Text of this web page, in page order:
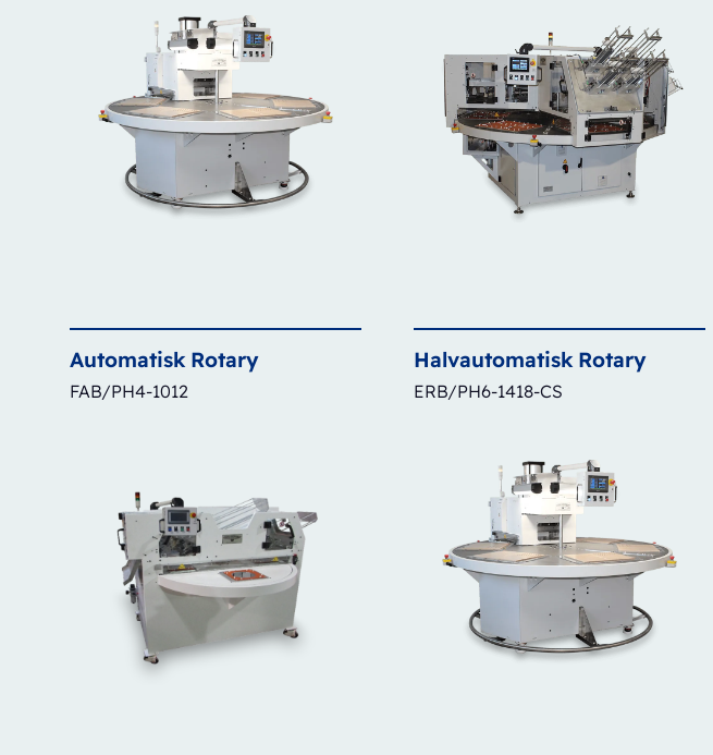
Automatisk Rotary
FAB/PH4-1012
Halvautomatisk Rotary
ERB/PH6-1418-CS